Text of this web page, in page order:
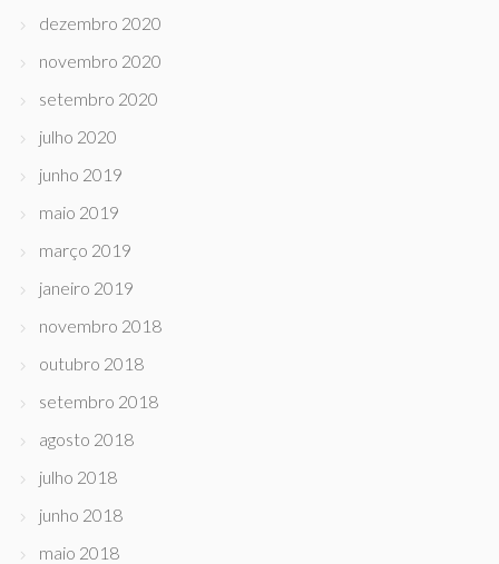
dezembro 2020
novembro 2020
setembro 2020
julho 2020
junho 2019
maio 2019
março 2019
janeiro 2019
novembro 2018
outubro 2018
setembro 2018
agosto 2018
julho 2018
junho 2018
maio 2018